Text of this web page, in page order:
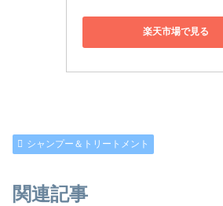
楽天市場で見る
シャンプー＆トリートメント
関連記事